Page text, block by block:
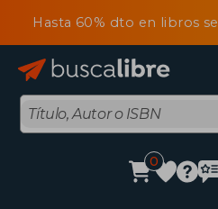
Hasta 60% dto en libros
0